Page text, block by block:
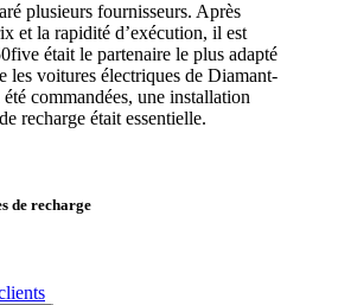
plusieurs fournisseurs. Après
et la rapidité d’exécution, il est
était le partenaire le plus adapté
les voitures électriques de Diamant-
commandées, une installation
recharge était essentielle.
de recharge